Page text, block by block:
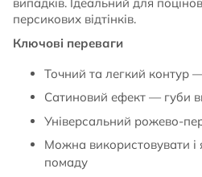
персикових відтінків.
Ключові переваги
Точний та легкий контур
Сатиновий ефект — губи
Універсальний рожево-
Можна використовувати і
помаду